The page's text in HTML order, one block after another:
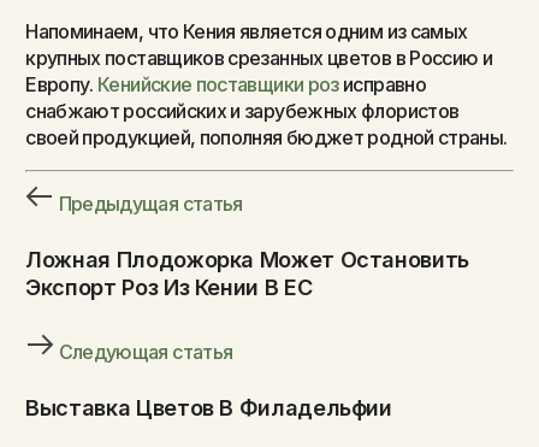
Напоминаем, что Кения является одним из самых
крупных поставщиков срезанных цветов в Россию и
Европу. Кенийские поставщики розисправно
снабжают российских и зарубежных флористов
своей продукцией, пополняя бюджет родной страны.
Предыдущая статья
Ложная Плодожорка Может Остановить
Экспорт Роз Из Кении В ЕС
Следующая статья
Выставка Цветов В Филадельфии